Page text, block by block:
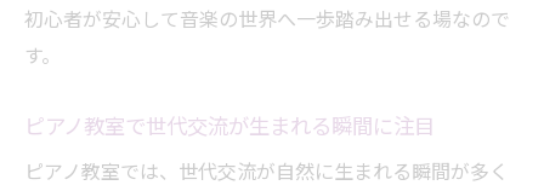
初心者が安心して音楽の世界へ一歩踏み出せる場なので
す。
ピアノ教室で世代交流が生まれる瞬間に注目
ピアノ教室では、世代交流が自然に生まれる瞬間が多く